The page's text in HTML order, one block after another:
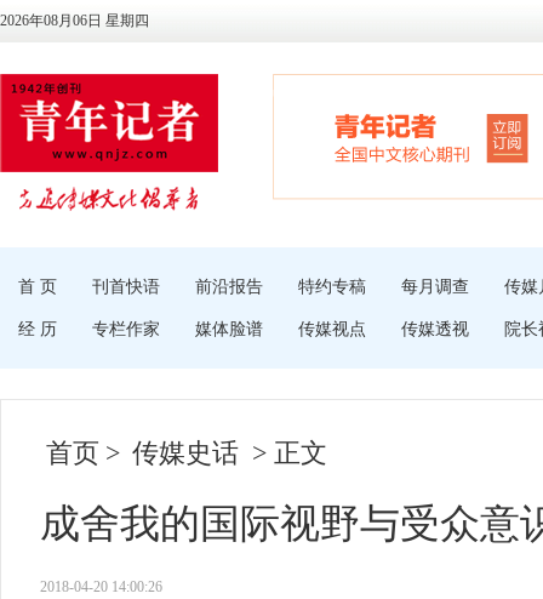
2026年08月06日 星期四
首 页 刊首快语 前沿报告 特约专稿 每月调查 传媒
经 历 专栏作家 媒体脸谱 传媒视点 传媒透视 院长
首页 > 传媒史话 > 正文
成舍我的国际视野与受众意
2018-04-20 14:00:26